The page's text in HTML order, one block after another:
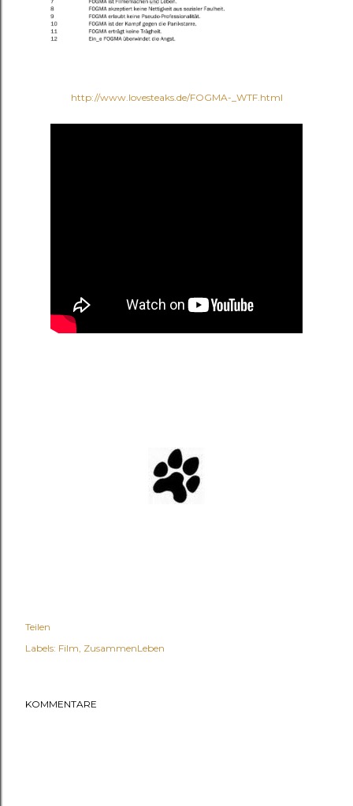
http://www.lovesteaks.de/FOGMA-_WTF.html
Teilen
Labels: Film ZusammenLeben
KOMMENTARE